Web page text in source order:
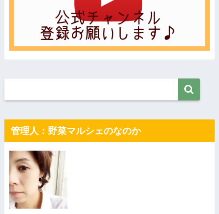
管理人：野菜マルシェのなのか